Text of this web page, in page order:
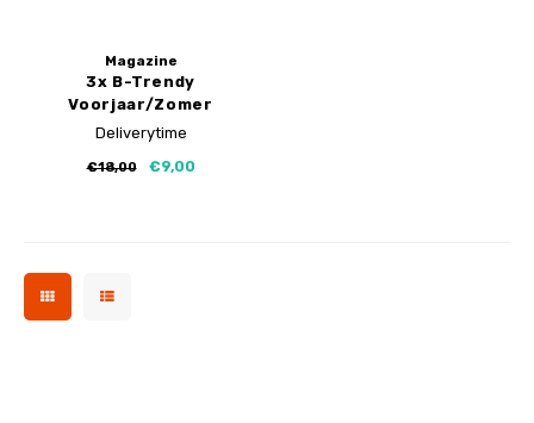
Magazine
3x B-Trendy
Voorjaar/Zomer
Deliverytime
€18,00 €9,00